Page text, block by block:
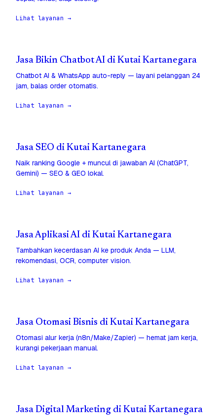
Lihat layanan →
Jasa Bikin Chatbot AI di Kutai Kartanegara
Chatbot AI & WhatsApp auto-reply — layani pelanggan 24
jam, balas order otomatis.
Lihat layanan →
Jasa SEO di Kutai Kartanegara
Naik ranking Google + muncul di jawaban AI (ChatGPT,
Gemini) — SEO & GEO lokal.
Lihat layanan →
Jasa Aplikasi AI di Kutai Kartanegara
Tambahkan kecerdasan AI ke produk Anda — LLM,
rekomendasi, OCR, computer vision.
Lihat layanan →
Jasa Otomasi Bisnis di Kutai Kartanegara
Otomasi alur kerja (n8n/Make/Zapier) — hemat jam kerja,
kurangi pekerjaan manual.
Lihat layanan →
Jasa Digital Marketing di Kutai Kartanegara